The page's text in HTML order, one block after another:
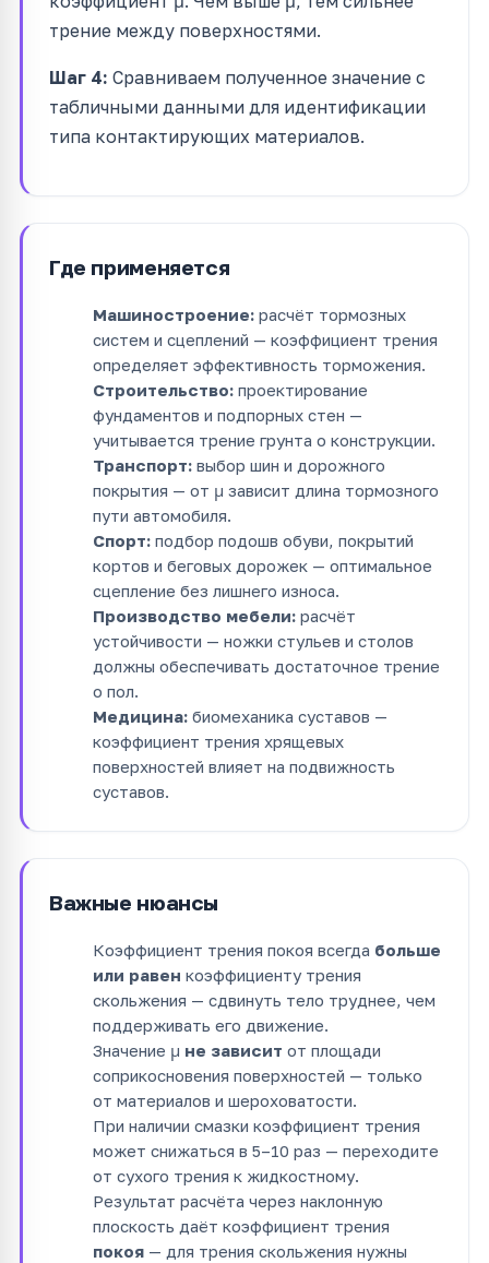
трение между поверхностями.
Шаг 4: Сравниваем полученное значение с
табличными данными для идентификации
типа контактирующих материалов.
Где применяется
Машиностроение: расчёт тормозных
систем и сцеплений — коэффициент трения
определяет эффективность торможения.
Строительство: проектирование
фундаментов и подпорных стен —
учитывается трение грунта о конструкции.
Транспорт: выбор шин и дорожного
покрытия — от μ зависит длина тормозного
пути автомобиля.
Спорт: подбор подошв обуви, покрытий
кортов и беговых дорожек — оптимальное
сцепление без лишнего износа.
Производство мебели: расчёт
устойчивости — ножки стульев и столов
должны обеспечивать достаточное трение
о пол.
Медицина: биомеханика суставов —
коэффициент трения хрящевых
поверхностей влияет на подвижность
суставов.
Важные нюансы
Коэффициент трения покоя всегда больше
или равен коэффициенту трения
скольжения — сдвинуть тело труднее, чем
поддерживать его движение.
Значение μ не зависит от площади
соприкосновения поверхностей — только
от материалов и шероховатости.
При наличии смазки коэффициент трения
может снижаться в 5–10 раз — переходите
от сухого трения к жидкостному.
Результат расчёта через наклонную
плоскость даёт коэффициент трения
покоя — для трения скольжения нужны